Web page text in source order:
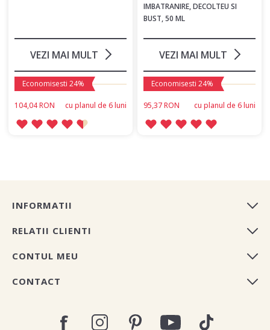
VEZI MAI MULT
Economisesti 24%
104,04 RON сu planul de 6 luni
IMBATRANIRE, DECOLTEU SI
BUST, 50 ML
VEZI MAI MULT
Economisesti 24%
95,37 RON сu planul de 6 luni
INFORMATII
RELATII CLIENTI
CONTUL MEU
CONTACT